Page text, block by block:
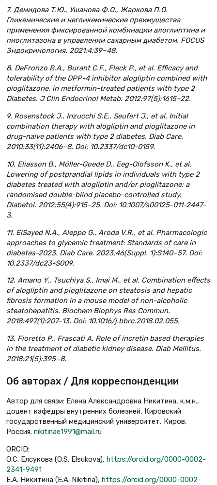
7. Демидова Т.Ю., Ушанова Ф.О., Жаркова П.О.
Гликемические и негликемические преимущества
применения фиксированной комбинации алоглиптина и
пиоглитазона в управлении сахарным диабетом. FOCUS
Эндокринология. 2021;4:39–48.
8. DeFronzo R.A., Burant C.F., Fleck P., et al. Efficacy and
tolerability of the DPP-4 inhibitor alogliptin combined with
pioglitazone, in metformin-treated patients with type 2
Diabetes. J Clin Endocrinol Metab. 2012;97(5):1615–22.
9. Rosenstock J., Inzucchi S.E., Seufert J., et al. Initial
combination therapy with alogliptin and pioglitazone in
drug-naive patients with type 2 diabetes. Diab Care.
2010;33(11):2406–8. Doi: 10.2337/dc10-0159.
10. Eliasson B., Möller-Goede D., Eeg-Olofsson K., et al.
Lowering of postprandial lipids in individuals with type 2
diabetes treated with alogliptin and/or pioglitazone: a
randomised double-blind placebo-controlled study.
Diabetol. 2012;55(4):915–25. Doi: 10.1007/s00125-011-2447-
3.
11. ElSayed N.A., Aleppo G., Aroda V.R., et al. Pharmacologic
approaches to glycemic treatment: Standards of care in
diabetes-2023. Diab Care. 2023;46(Suppl. 1):S140–57. Doi:
10.2337/dc23-S009.
12. Amano Y., Tsuchiya S., Imai M., et al. Combination effects
of alogliptin and pioglitazone on steatosis and hepatic
fibrosis formation in a mouse model of non-alcoholic
steatohepatitis. Biochem Biophys Res Commun.
2018;497(1):207–13. Doi: 10.1016/j.bbrc.2018.02.055.
13. Fioretto P., Frascati A. Role of incretin based therapies
in the treatment of diabetic kidney disease. Diab Mellitus.
2018;21(5):395–8.
Об авторах / Для корреспонденции
Автор для связи: Елена Александровна Никитина, к.м.н.,
доцент кафедры внутренних болезней, Кировский
государственный медицинский университет, Киров,
Россия; nikitinae1991@mail.ru
ORCID:
О.С. Елсукова (O.S. Elsukova), https://orcid.org/0000-0002-
2341-9491
Е.А. Никитина (E.A. Nikitina), https://orcid.org/0000-0002-